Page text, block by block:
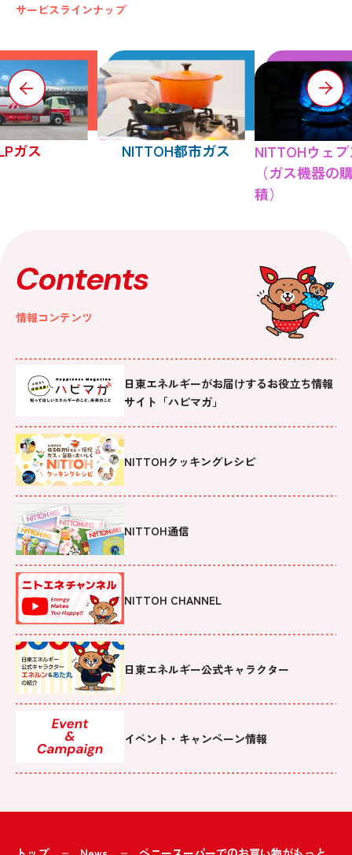
サービスラインナップ
ガス NITTOH都市ガス
NITTOHウェ
（ガス機器の
積）
Contents
情報コンテンツ
日東エネルギーがお届けするお役立ち情報
サイト「ハピマガ」
NITTOHクッキングレシピ
NITTOH通信
NITTOH CHANNEL
日東エネルギー公式キャラクター
イベント・キャンペーン情報